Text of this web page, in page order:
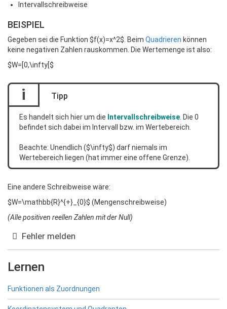
Intervallschreibweise
BEISPIEL
Gegeben sei die Funktion $f(x)=x^2$. Beim Quadrieren können
keine negativen Zahlen rauskommen. Die Wertemenge ist also:
$W=[0,\infty[$
i Tipp
Es handelt sich hier um die Intervallschreibweise . Die 0
befindet sich dabei im Intervall bzw. im Wertebereich.
Beachte: Unendlich ($\infty$) darf niemals im
Wertebereich liegen (hat immer eine offene Grenze).
Eine andere Schreibweise wäre:
$W=\mathbb{R}^{+}_{0}$ (Mengenschreibweise)
(Alle positiven reellen Zahlen mit der Null)
Fehler melden
Lernen
Funktionen als Zuordnungen